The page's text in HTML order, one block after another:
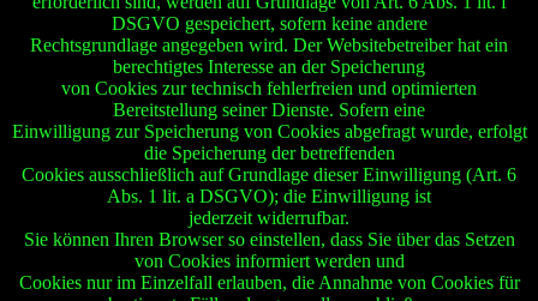
DSGVO gespeichert, sofern keine andere
Rechtsgrundlage angegeben wird. Der Websitebetreiber hat ein
berechtigtes Interesse an der Speicherung
von Cookies zur technisch fehlerfreien und optimierten
Bereitstellung seiner Dienste. Sofern eine
Einwilligung zur Speicherung von Cookies abgefragt wurde, erfolgt
die Speicherung der betreffenden
Cookies ausschließlich auf Grundlage dieser Einwilligung (Art. 6
Abs. 1 lit. a DSGVO); die Einwilligung ist
jederzeit widerrufbar.
Sie können Ihren Browser so einstellen, dass Sie über das Setzen
von Cookies informiert werden und
Cookies nur im Einzelfall erlauben, die Annahme von Cookies für